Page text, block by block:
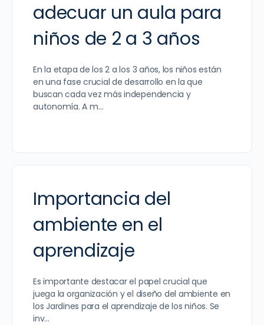
adecuar un aula para
niños de 2 a 3 años
En la etapa de los 2 a los 3 años, los niños están
en una fase crucial de desarrollo en la que
buscan cada vez más independencia y
autonomía. A m…
Importancia del
ambiente en el
aprendizaje
Es importante destacar el papel crucial que
juega la organización y el diseño del ambiente en
los Jardines para el aprendizaje de los niños. Se
inv…